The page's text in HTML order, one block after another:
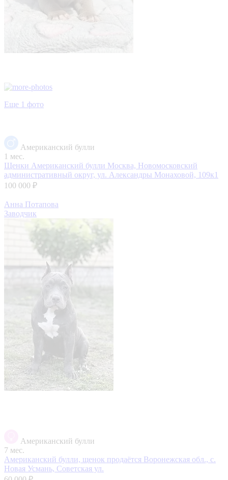
Еще 1 фото
Американский булли
1 мес.
Щенки Американский булли Москва, Новомосковский
административный округ, ул. Александры Монаховой, 109к1
100 000 ₽
Анна Потапова
Заводчик
Американский булли
7 мес.
Американский булли, щенок продаётся Воронежская обл., с.
Новая Усмань, Советская ул.